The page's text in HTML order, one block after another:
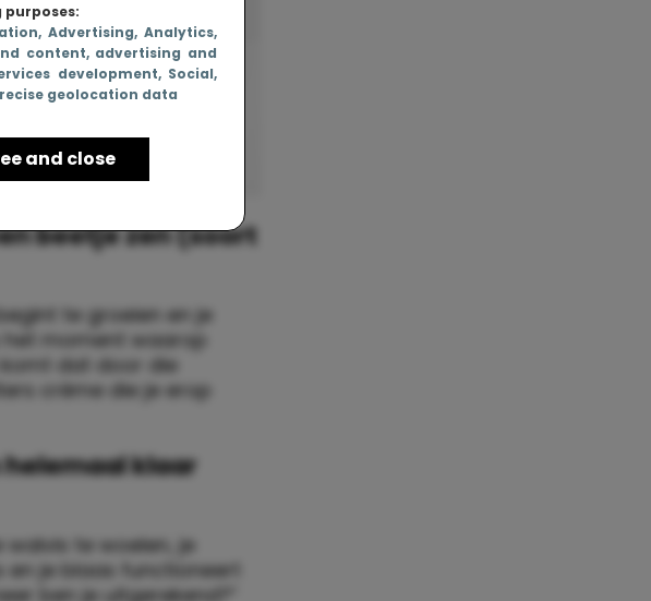
, Advertising, Analytics,
content, advertising and
development, Social,
geolocation data
and close
beetje zen (soort
te groeien en je
het moment waarop
komt dat door die
crème die je erop
klaar
walvis te woelen, je
je blaas functioneert
ben je uitgerekend?”